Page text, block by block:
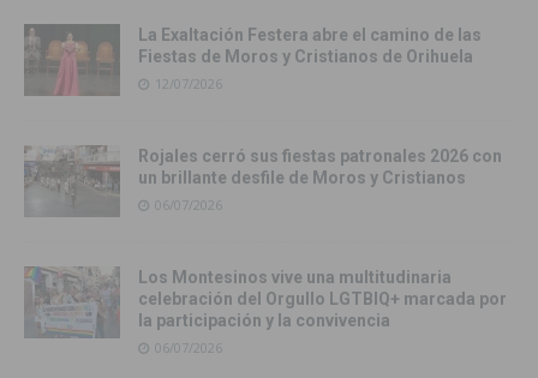
La Exaltación Festera abre el camino de las
Fiestas de Moros y Cristianos de Orihuela
12/07/2026
Rojales cerró sus fiestas patronales 2026 con
un brillante desfile de Moros y Cristianos
06/07/2026
Los Montesinos vive una multitudinaria
celebración del Orgullo LGTBIQ+ marcada por
la participación y la convivencia
06/07/2026